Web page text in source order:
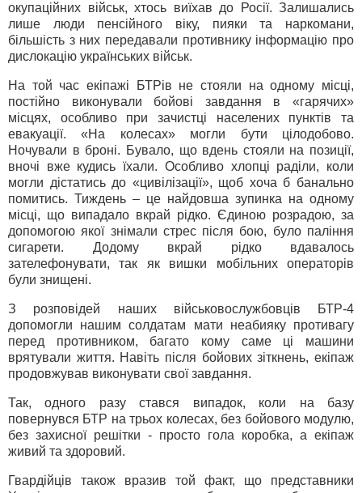
окупаційних військ, хтось виїхав до Росії. Залишались
лише люди пенсійного віку, пияки та наркомани,
більшість з них передавали противнику інформацію про
дислокацію українських військ.
На той час екіпажі БТРів не стояли на одному місці,
постійно виконували бойові завдання в «гарячих»
місцях, особливо при зачистці населених пунктів та
евакуації. «На колесах» могли бути цілодобово.
Ночували в броні. Бувало, що вдень стояли на позиції,
вночі вже кудись їхали. Особливо хлопці раділи, коли
могли дістатись до «цивілізації», щоб хоча б банально
помитись. Тиждень – це найдовша зупинка на одному
місці, що випадало вкрай рідко. Єдиною розрадою, за
допомогою якої знімали стрес після бою, було паління
сигарети. Додому вкрай рідко вдавалось
зателефонувати, так як вишки мобільних операторів
були знищені.
З розповідей наших військовослужбовців БТР-4
допомогли нашим солдатам мати неабияку противагу
перед противником, багато кому саме ці машини
врятували життя. Навіть після бойових зіткнень, екіпаж
продовжував виконувати свої завдання.
Так, одного разу стався випадок, коли на базу
повернувся БТР на трьох колесах, без бойового модулю,
без захисної решітки - просто гола коробка, а екіпаж
живий та здоровий.
Гвардійців також вразив той факт, що представники